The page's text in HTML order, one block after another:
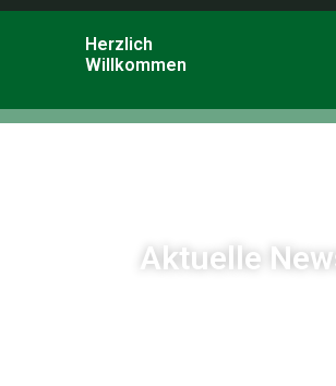
Herzlich
Willkommen
Aktuelle